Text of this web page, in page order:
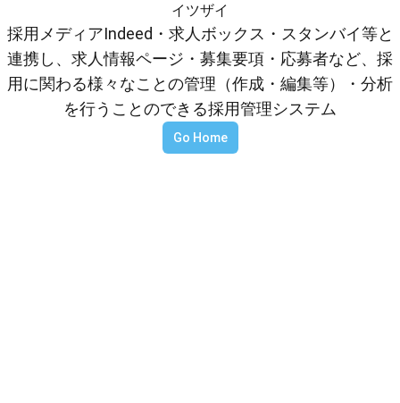
イツザイ
採用メディアIndeed・求人ボックス・スタンバイ等と
連携し、求人情報ページ・募集要項・応募者など、採
用に関わる様々なことの管理（作成・編集等）・分析
を行うことのできる採用管理システム
Go Home